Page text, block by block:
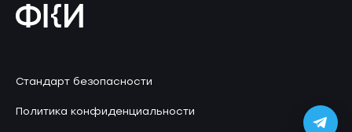
Стандарт безопасности
Политика конфиденциальности